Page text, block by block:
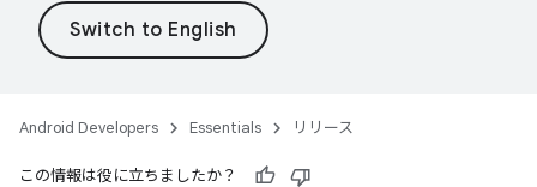
Android Developers Essentials リリース
この情報は役に立ちましたか？